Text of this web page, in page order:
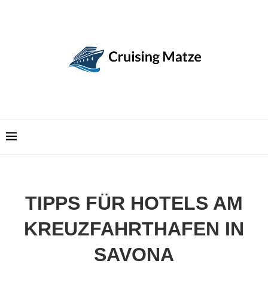
TIPPS FÜR HOTELS AM
KREUZFAHRTHAFEN IN
SAVONA